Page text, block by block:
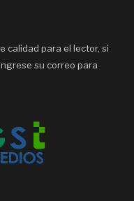
calidad para el lector, si
su correo para